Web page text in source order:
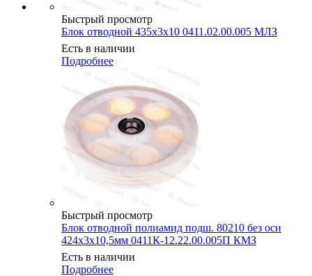
Быстрый просмотр
Блок отводной 435х3х10 0411.02.00.005 МЛЗ
Есть в наличии
Подробнее
Быстрый просмотр
Блок отводной полиамид подш. 80210 без оси
424х3х10,5мм 0411К-12.22.00.005П КМЗ
Есть в наличии
Подробнее